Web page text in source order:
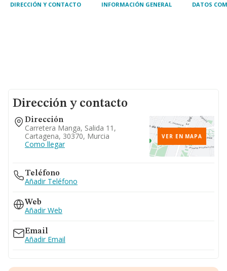
DIRECCIÓN Y CONTACTO INFORMACIÓN GENERAL DATOS
Dirección y contacto
Dirección
Carretera Manga, Salida 11,
Cartagena, 30370, Murcia
Como llegar
VER EN MAPA
Teléfono
Añadir Teléfono
Web
Añadir Web
Email
Añadir Email